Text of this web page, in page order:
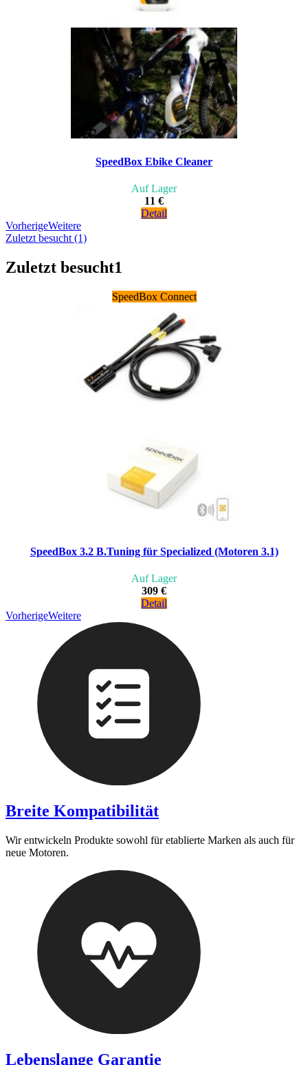
SpeedBox Ebike Cleaner
Auf Lager
11 €
Detail
VorherigeWeitere
Zuletzt besucht (1)
Zuletzt besucht1
SpeedBox Connect
SpeedBox 3.2 B.Tuning für Specialized (Motoren 3.1)
Auf Lager
309 €
Detail
VorherigeWeitere
Breite Kompatibilität
Wir entwickeln Produkte sowohl für etablierte Marken als auch für
neue Motoren.
Lebenslange Garantie